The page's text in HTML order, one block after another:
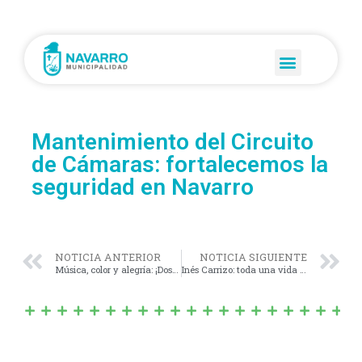
Mantenimiento del Circuito
de Cámaras: fortalecemos la
seguridad en Navarro
NOTICIA ANTERIOR
Música, color y alegría: ¡Dos noches a puro Carnaval en Navarro!
NOTICIA SIGUIENTE
Inés Carrizo: toda una vida de trabajo en el Hospital San Antonio de Padua